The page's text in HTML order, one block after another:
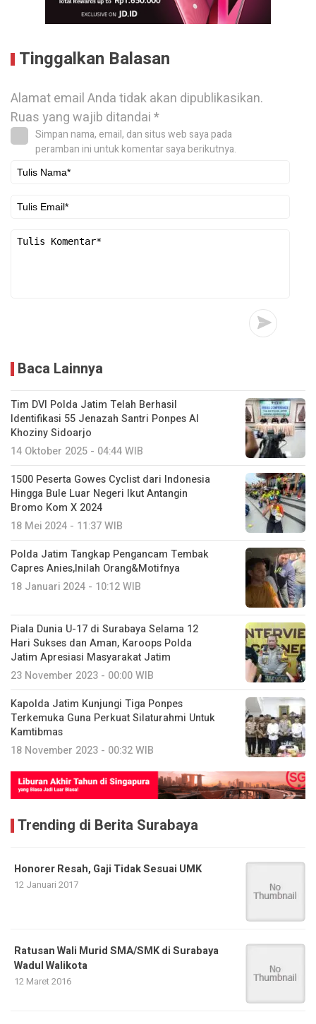
Tinggalkan Balasan
Alamat email Anda tidak akan dipublikasikan.
Ruas yang wajib ditandai*
Simpan nama, email, dan situs web saya pada
peramban ini untuk komentar saya berikutnya.
Baca Lainnya
Tim DVI Polda Jatim Telah Berhasil
Identifikasi 55 Jenazah Santri Ponpes Al
Khoziny Sidoarjo
14 Oktober 2025 - 04:44 WIB
1500 Peserta Gowes Cyclist dari Indonesia
Hingga Bule Luar Negeri Ikut Antangin
Bromo Kom X 2024
18 Mei 2024 - 11:37 WIB
Polda Jatim Tangkap Pengancam Tembak
Capres Anies,Inilah Orang&Motifnya
18 Januari 2024 - 10:12 WIB
Piala Dunia U-17 di Surabaya Selama 12
Hari Sukses dan Aman, Karoops Polda
Jatim Apresiasi Masyarakat Jatim
23 November 2023 - 00:00 WIB
Kapolda Jatim Kunjungi Tiga Ponpes
Terkemuka Guna Perkuat Silaturahmi Untuk
Kamtibmas
18 November 2023 - 00:32 WIB
Trending di Berita Surabaya
Honorer Resah, Gaji Tidak Sesuai UMK
12 Januari 2017
Ratusan Wali Murid SMA/SMK di Surabaya
Wadul Walikota
12 Maret 2016